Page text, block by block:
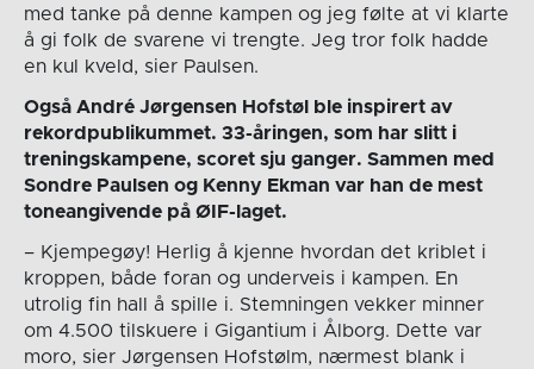
med tanke på denne kampen og jeg følte at vi klarte
å gi folk de svarene vi trengte. Jeg tror folk hadde
en kul kveld, sier Paulsen.
Også André Jørgensen Hofstøl ble inspirert av
rekordpublikummet. 33-åringen, som har slitt i
treningskampene, scoret sju ganger. Sammen med
Sondre Paulsen og Kenny Ekman var han de mest
toneangivende på ØIF-laget.
– Kjempegøy! Herlig å kjenne hvordan det kriblet i
kroppen, både foran og underveis i kampen. En
utrolig fin hall å spille i. Stemningen vekker minner
om 4.500 tilskuere i Gigantium i Ålborg. Dette var
moro, sier Jørgensen Hofstølm, nærmest blank i